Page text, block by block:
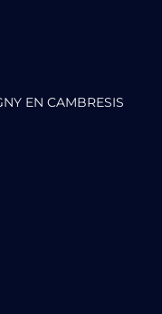
EN CAMBRESIS